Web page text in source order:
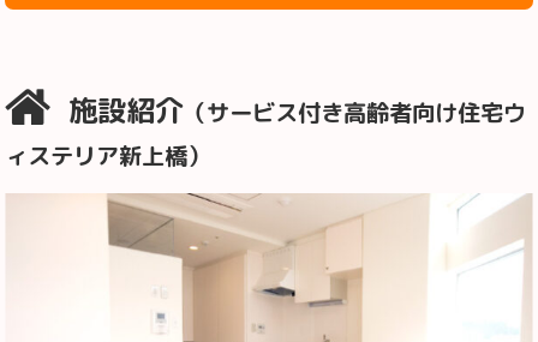
施設紹介 （サービス付き高齢者向け住宅ウ
ィステリア新上橋）